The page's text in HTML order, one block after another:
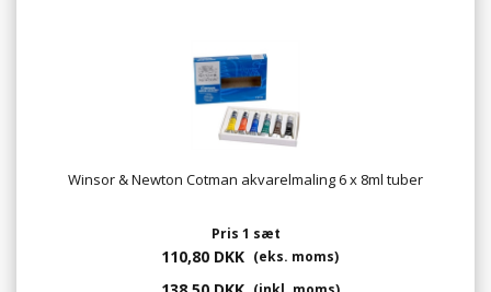
Winsor & Newton Cotman akvarelmaling 6 x 8ml tuber
Pris 1 sæt
110,80 DKK (eks. moms)